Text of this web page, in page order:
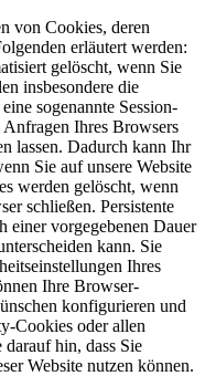
von Cookies, deren
erläutert werden:
gelöscht, wenn Sie
insbesondere die
sogenannte Session-
Ihres Browsers
lassen. Dadurch kann Ihr
Sie auf unsere Website
werden gelöscht, wenn
schließen. Persistente
einer vorgegebenen Dauer
kann. Sie
Ihres
Ihre Browser-
konfigurieren und
Cookies oder allen
hin, dass Sie
Website nutzen können.